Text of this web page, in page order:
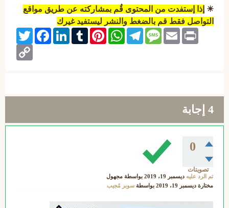
☀ إذا إستفدت من المحتوى قُم بمشاركته عن طريق مواقع
التواصل فقط قم بالضغط والنشر ليستفيد غيرك
Twitter
FacebookLinkedInTumblrPinterest
WhatsAppTelegramMessageEmail Print
Copy
Link
4 إجابة
0
تصويتات
تم الرد عليه ديسمبر 19، 2019 بواسطة مجهول
مختارة ديسمبر 19، 2019 بواسطة سوبر مُجيب